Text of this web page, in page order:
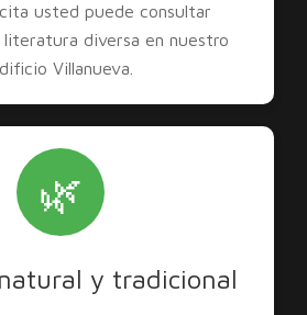
usted puede consultar
diversa en nuestro
Villanueva.
🌿
y tradicional